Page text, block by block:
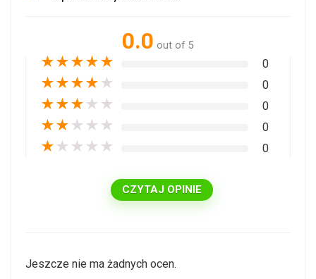
0.0 out of 5
★★★★★ 0
★★★★ ★ 0
★★★ ★ ★ 0
★★ ★ ★ ★ 0
★ ★ ★ ★ ★ 0
CZYTAJ OPINIE
Jeszcze nie ma żadnych ocen.